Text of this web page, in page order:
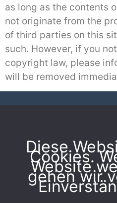
as long as the contents
not originate from the
of third parties on this
such. However, if you
copyright law, please
will be removed
Diese
Cookies.
Website
gehen wir